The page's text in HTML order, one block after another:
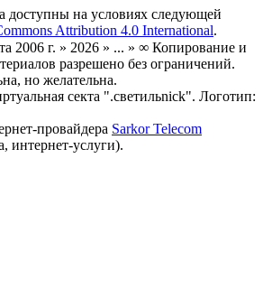
доступны на условиях следующей
Attribution 4.0 International.
2006 г. » 2026 » ... » ∞ Копирование и
разрешено без ограничений.
но желательна.
секта ".светильnick". Логотип:
провайдера Sarkor Telecom
интернет-услуги).